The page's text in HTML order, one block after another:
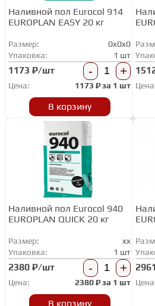
ПАРКЕТНАЯ
ТЕРРАСНАЯ
КОВРОВАЯ
МОДУЛЬНЫЕ
ПОДЛОЖКА
ПЛИНТУС
НАЛИВНОЙ
Наливной пол Eurocol 914
EUROPLAN EASY 20 кг
Размер:
0x0x0
Упаковка:
1 шт
1173 ₽/шт - +
Цена: 1173 ₽ за 1 шт
В корзину
Наливной пол Eurocol 940
EUROPLAN QUICK 20 кг
Размер:
xx
Упаковка:
1 шт
2380 ₽/шт - +
Цена: 2380₽ за 1 шт
В корзину